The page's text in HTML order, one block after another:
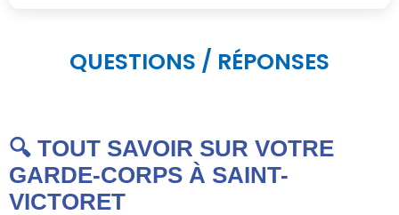
QUESTIONS / RÉPONSES
🔍 TOUT SAVOIR SUR VOTRE
GARDE-CORPS À SAINT-
VICTORET